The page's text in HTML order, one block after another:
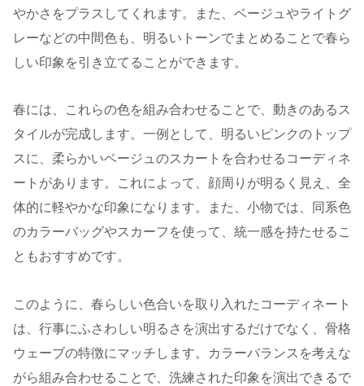
やかさをプラスしてくれます。また、ベージュやライトグ
レーなどの中間色も、明るいトーンでまとめることで春ら
しい印象を引き立てることができます。
春には、これらの色を組み合わせることで、動きのあるス
タイルが完成します。一例として、明るいピンクのトップ
スに、柔らかいベージュのスカートを合わせるコーディネ
ートがあります。これによって、顔周りが明るく見え、全
体的に軽やかな印象になります。また、小物では、同系色
のカラーバッグやスカーフを使って、統一感を持たせるこ
ともおすすめです。
このように、春らしい色合いを取り入れたコーディネート
は、行事にふさわしい明るさを演出するだけでなく、骨格
ウェーブの特徴にマッチします。カラーバランスを考えな
がら組み合わせることで、洗練された印象を演出できるで